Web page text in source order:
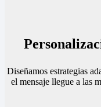
Diseñamos estrategias
el mensaje llegue a las